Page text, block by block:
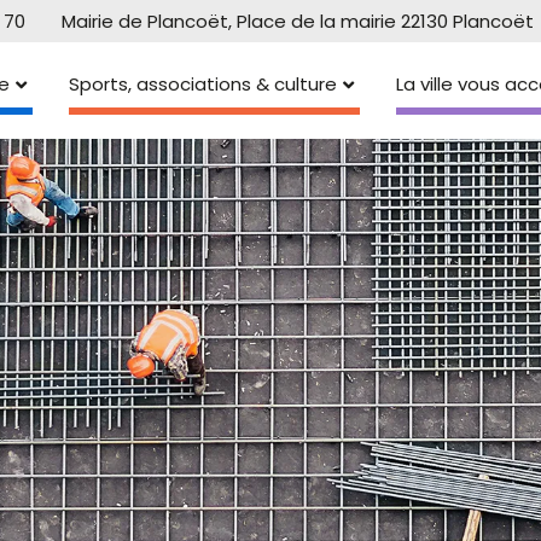
Mairie de Plancoët, Place de la mairie 22130 Plancoët
Sports, associations & culture La ville vous